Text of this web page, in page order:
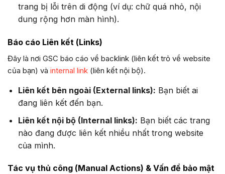
trang bị lỗi trên di động (ví dụ: chữ quá nhỏ, nội
dung rộng hơn màn hình).
Báo cáo Liên kết (Links)
Đây là nơi GSC báo cáo về backlink (liên kết trỏ về website
của bạn) và internal link (liên kết nội bộ).
Liên kết bên ngoài (External links): Bạn biết ai
đang liên kết đến bạn.
Liên kết nội bộ (Internal links): Bạn biết các trang
nào đang được liên kết nhiều nhất trong website
của mình.
Tác vụ thủ công (Manual Actions) & Vấn đề bảo mật